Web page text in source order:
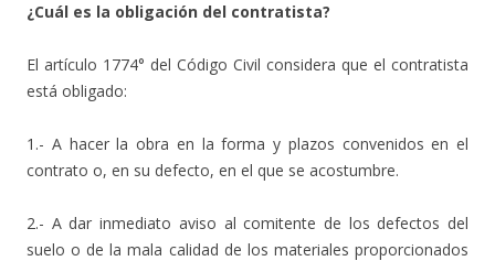
¿Cuál es la obligación del contratista?
El artículo 1774° del Código Civil considera que el contratista
está obligado:
1.- A hacer la obra en la forma y plazos convenidos en el
contrato o, en su defecto, en el que se acostumbre.
2.- A dar inmediato aviso al comitente de los defectos del
suelo o de la mala calidad de los materiales proporcionados